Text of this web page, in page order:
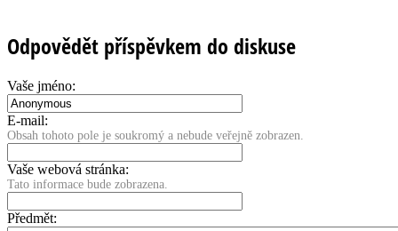
Odpovědět příspěvkem do diskuse
Vaše jméno:
E-mail:
Obsah tohoto pole je soukromý a nebude veřejně zobrazen.
Vaše webová stránka:
Tato informace bude zobrazena.
Předmět: